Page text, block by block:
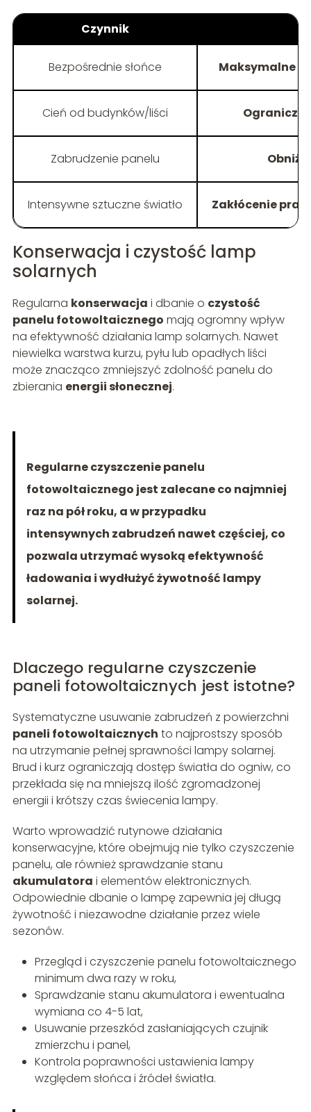
Czynnik
Bezpośrednie słońce Maksymalne
Cień od budynków/liści
Zabrudzenie panelu
Intensywne sztuczne światło Zakłócenie
Konserwacja i czystość lamp
solarnych
Regularna konserwacja i dbanie o czystość
panelu fotowoltaicznego mają ogromny wpływ
na efektywność działania lamp solarnych. Nawet
niewielka warstwa kurzu, pyłu lub opadłych liści
może znacząco zmniejszyć zdolność panelu do
zbierania energii słonecznej.
Regularne czyszczenie panelu
fotowoltaicznego jest zalecane co najmniej
raz na pół roku, a w przypadku
intensywnych zabrudzeń nawet częściej, co
pozwala utrzymać wysoką efektywność
ładowania i wydłużyć żywotność lampy
solarnej.
Dlaczego regularne czyszczenie
paneli fotowoltaicznych jest istotne?
Systematyczne usuwanie zabrudzeń z powierzchni
paneli fotowoltaicznych to najprostszy sposób
na utrzymanie pełnej sprawności lampy solarnej.
Brud i kurz ograniczają dostęp światła do ogniw, co
przekłada się na mniejszą ilość zgromadzonej
energii i krótszy czas świecenia lampy.
Warto wprowadzić rutynowe działania
konserwacyjne, które obejmują nie tylko czyszczenie
panelu, ale również sprawdzanie stanu
akumulatora i elementów elektronicznych.
Odpowiednie dbanie o lampę zapewnia jej długą
żywotność i niezawodne działanie przez wiele
sezonów.
Przegląd i czyszczenie panelu fotowoltaicznego
minimum dwa razy w roku,
Sprawdzanie stanu akumulatora i ewentualna
wymiana co 4-5 lat,
Usuwanie przeszkód zasłaniających czujnik
zmierzchu i panel,
Kontrola poprawności ustawienia lampy
względem słońca i źródeł światła.